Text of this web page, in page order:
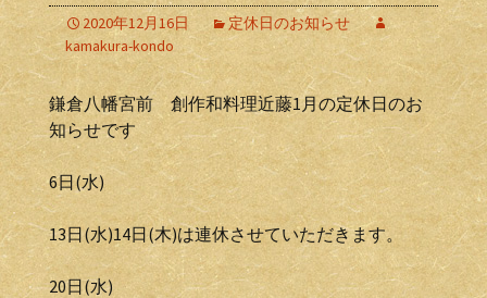
2020年12月16日
定休日のお知らせ
kamakura-kondo
鎌倉八幡宮前 創作和料理近藤1月の定休日のお
知らせです
6日(水)
13日(水)14日(木)は連休させていただきます。
20日(水)